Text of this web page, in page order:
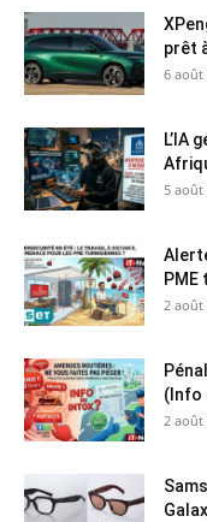
prêt
6 août
L’IA
5 août
PME
2 août
(Info
2 août